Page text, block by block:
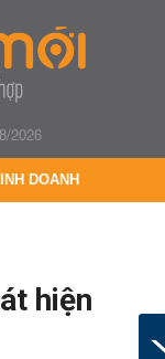
2026
DOANH
hiện